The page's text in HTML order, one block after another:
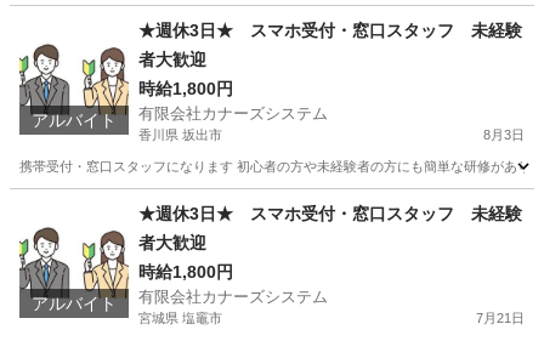
携帯ショップ スタッフ
アルバイト
★週休3日★ スマホ受付・窓口スタッフ 未経験
者大歓迎
時給1,800円
有限会社カナーズシステム
香川県 坂出市 8月3日
携帯受付・窓口スタッフになります 初心者の方や未経験者の方にも簡単な研修があ
携帯ショップ スタッフ
アルバイト
★週休3日★ スマホ受付・窓口スタッフ 未経験
者大歓迎
時給1,800円
有限会社カナーズシステム
宮城県 塩竈市 7月21日